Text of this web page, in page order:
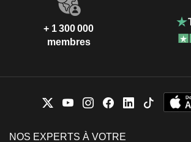
+ 1 300 000
membres
NOS EXPERTS À VOTRE